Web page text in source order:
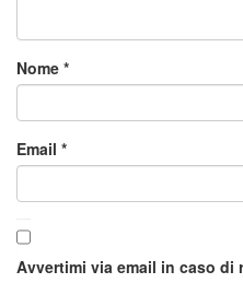
Nome *
Email *
Avvertimi via email in caso di